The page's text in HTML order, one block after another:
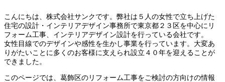
こんにちは、株式会社サンクです。弊社は５人の女性で立ち上げた
住宅の設計・インテリアデザイン事務所で東京都２３区を中心にリ
フォーム工事、インテリアデザイン設計を行っている会社です。
女性目線でのデザインや感性を生かし事業を行っています。大変あ
りがたいことに多くのお客様に支えられ設立４０年を迎えることが
できました。
このページでは、葛飾区のリフォーム工事をご検討の方向けの情報